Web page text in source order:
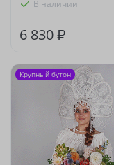
В наличии
6 830 ₽
Крупный бутон